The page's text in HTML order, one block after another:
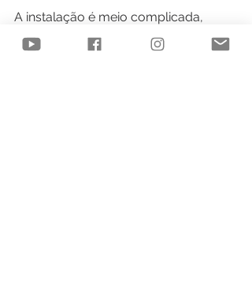
A instalação é meio complicada,
exige um ponto de energia que deve
ficar bem atrás dela, assim como